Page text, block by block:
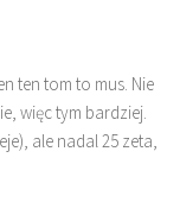
ten tom to mus. Nie
więc tym bardziej.
ale nadal 25 zeta,